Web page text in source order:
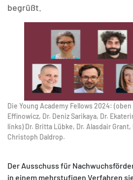
begrüßt.
Die Young Academy Fellows 2024:
Effinowicz, Dr. Deniz Sarikaya, Dr.
links) Dr. Britta Lübke, Dr. Alasdair Grant,
Christoph Daldrop.
Der Ausschuss für
in einem mehrstufigen Verfahren